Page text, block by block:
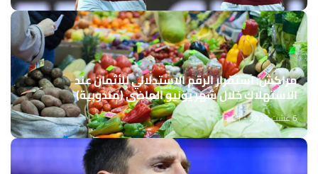
مراكش: استقرار الرقم الاستدلالي للأثمان عند
الاستهلاك خلال شهر يونيو الماضي (مندوبية)
6 غشت 2026 - 13:21